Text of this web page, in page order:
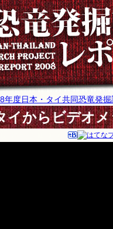
年度日本・タイ共同恐竜発
イからビデオ